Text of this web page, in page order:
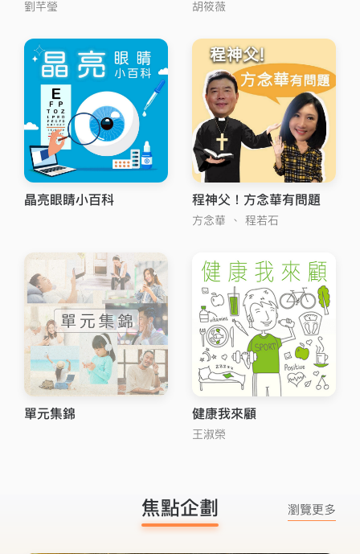
劉芊瑩 胡筱薇
晶亮眼睛小百科 程神父！方念華有問題
方念華 、 程若石
單元集錦 健康我來顧
王淑榮
焦點企劃 瀏覽更多